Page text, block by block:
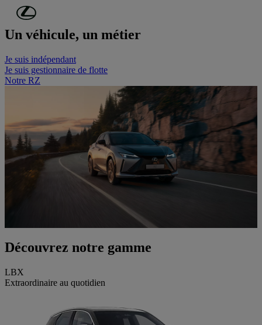
Passer au contenu principal
Un véhicule, un métier
Je suis indépendant
Je suis gestionnaire de flotte
Notre RZ
Découvrez notre gamme
LBX
Extraordinaire au quotidien